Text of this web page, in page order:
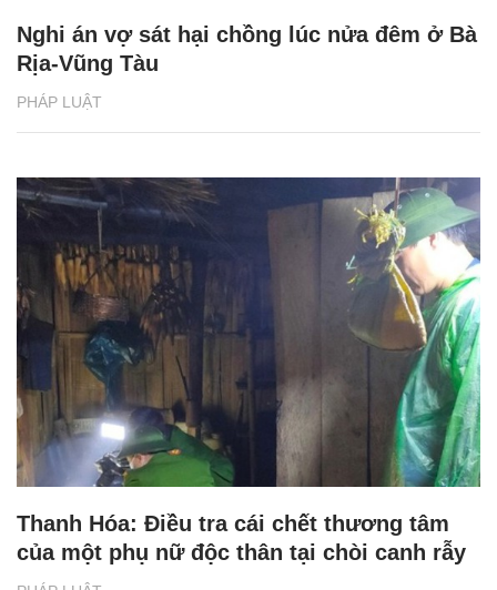
PHÁP LUẬT
Nghi án vợ sát hại chồng lúc nửa đêm ở Bà
Rịa-Vũng Tàu
Thanh Hóa: Điều tra cái chết thương tâm
của một phụ nữ độc thân tại chòi canh rẫy